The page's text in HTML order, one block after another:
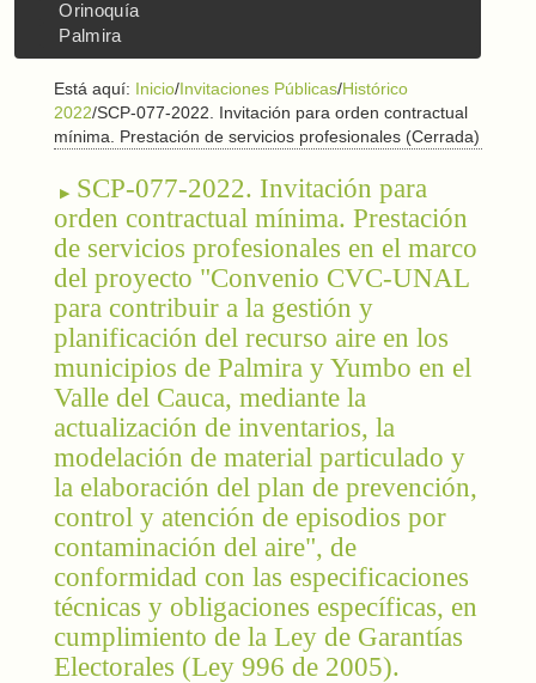
Orinoquía
Palmira
Está aquí: Inicio/Invitaciones Públicas/Histórico
2022/SCP-077-2022. Invitación para orden contractual
mínima. Prestación de servicios profesionales (Cerrada)
SCP-077-2022. Invitación para
orden contractual mínima. Prestación
de servicios profesionales en el marco
del proyecto "Convenio CVC-UNAL
para contribuir a la gestión y
planificación del recurso aire en los
municipios de Palmira y Yumbo en el
Valle del Cauca, mediante la
actualización de inventarios, la
modelación de material particulado y
la elaboración del plan de prevención,
control y atención de episodios por
contaminación del aire", de
conformidad con las especificaciones
técnicas y obligaciones específicas, en
cumplimiento de la Ley de Garantías
Electorales (Ley 996 de 2005).